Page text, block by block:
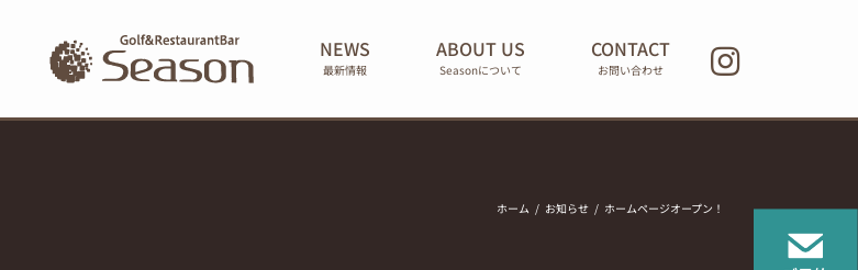
NEWS
最新情報
ABOUT US
Seasonについて
CONTACT
お問い合わせ
ホーム お知らせ ホームページオープン！